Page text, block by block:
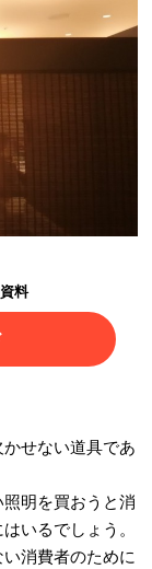
料
せない道具であ
明を買おうと消
いるでしょう。
消費者のために